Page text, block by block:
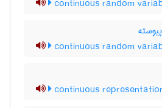
continuous random
continuous random
continuous